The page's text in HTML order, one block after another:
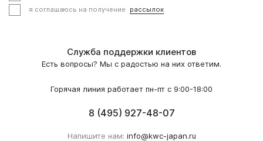
я соглашаюсь на получение
рассылок
Служба поддержки клиентов
Есть вопросы? Мы с радостью на них ответим.
Горячая линия работает пн-пт с 9:00-18:00
8 (495) 927-48-07
Напишите нам: info@kwc-japan.ru